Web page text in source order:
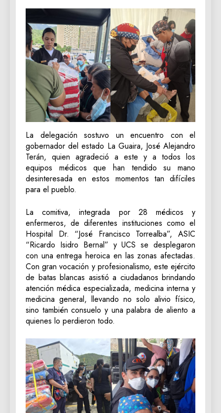
La delegación sostuvo un encuentro con el
gobernador del estado La Guaira, José Alejandro
Terán, quien agradeció a este y a todos los
equipos médicos que han tendido su mano
desinteresada en estos momentos tan difíciles
para el pueblo.
La comitiva, integrada por 28 médicos y
enfermeros, de diferentes instituciones como el
Hospital Dr. “José Francisco Torrealba”, ASIC
“Ricardo Isidro Bernal” y UCS se desplegaron
con una entrega heroica en las zonas afectadas.
Con gran vocación y profesionalismo, este ejército
de batas blancas asistió a ciudadanos brindando
atención médica especializada, medicina interna y
medicina general, llevando no solo alivio físico,
sino también consuelo y una palabra de aliento a
quienes lo perdieron todo.